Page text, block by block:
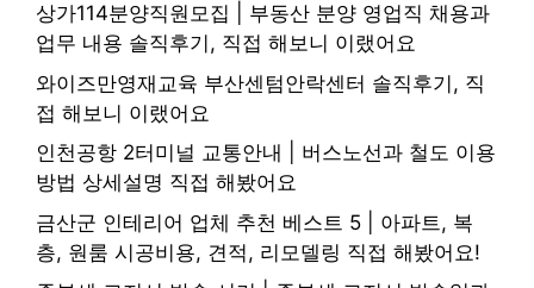
상가114분양직원모집 | 부동산 분양 영업직 채용과
업무 내용 솔직후기, 직접 해보니 이랬어요
와이즈만영재교육 부산센텀안락센터 솔직후기, 직
접 해보니 이랬어요
인천공항 2터미널 교통안내 | 버스노선과 철도 이용
방법 상세설명 직접 해봤어요
금산군 인테리어 업체 추천 베스트 5 | 아파트, 복
층, 원룸 시공비용, 견적, 리모델링 직접 해봤어요!